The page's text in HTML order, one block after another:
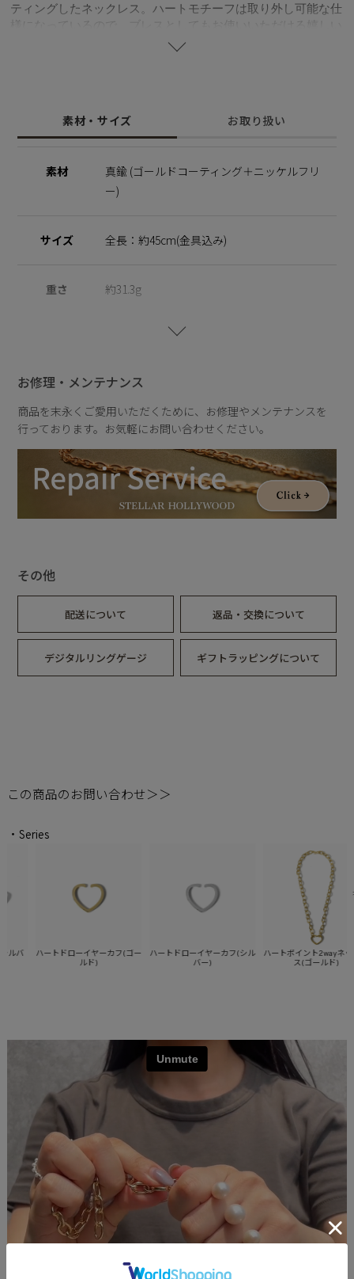
ティングしたネックレス。ハートモチーフは取り外し可能な仕
様になっているので、ブレスとしてもお使いいただける嬉しい
2wayタイプ。 太めのチェーンとハートとのバランスが大人の
※ニッケルフリー
ギーを防ぐために、ニッケルをほぼ含まずに作られた素材を指
素材・サイズ お取り扱い
素材
真鍮 (ゴールドコーティング＋ニッケルフリ
ー)
サイズ 全長：約45cm(金具込み)
重さ 約31.3g
お修理・メンテナンス
商品を末永くご愛用いただくために、お修理やメンテナンスを
行っております。お気軽にお問い合わせください。
その他
配送について 返品・交換について
デジタルリングゲージ ギフトラッピングについて
この商品のお問い合わせ＞＞
・Series
ハートドローイヤーカフ(ゴー
ルド)
ハートドローイヤーカフ(シル
バー)
ハートポイント2wayネックレ
ス(ゴールド)